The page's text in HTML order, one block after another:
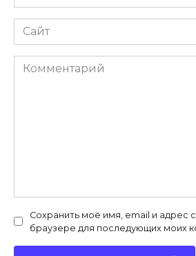
*
Сайт
Комментарий
Сохранить моё имя, email и адрес
браузере для последующих моих